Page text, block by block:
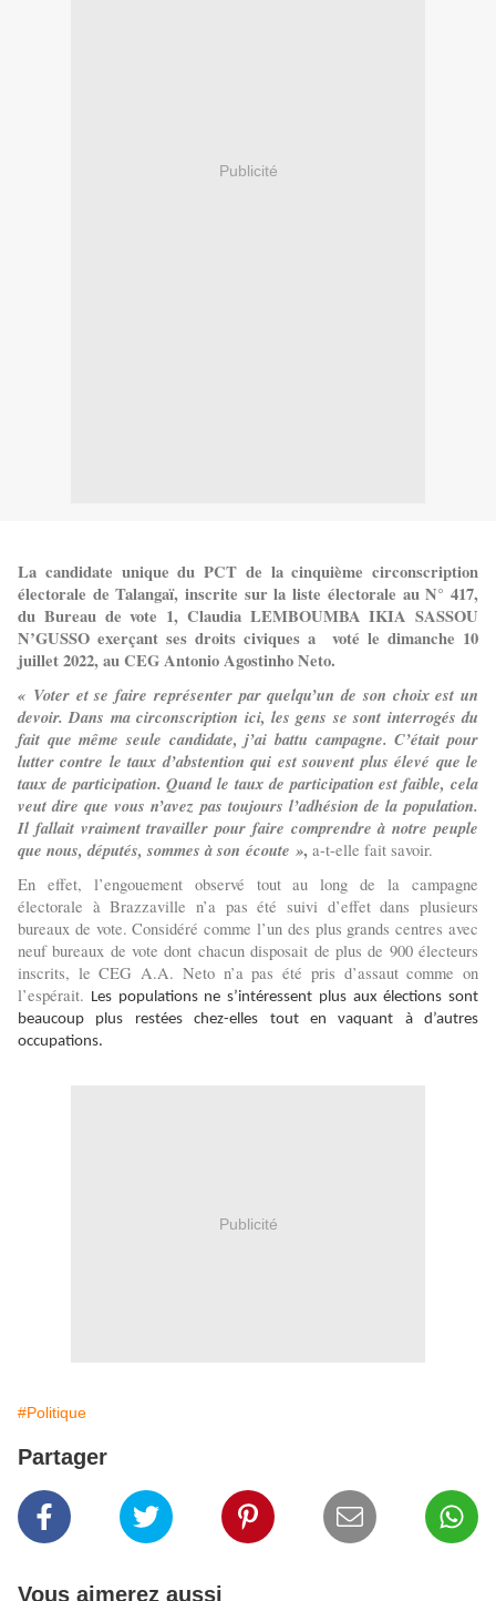
Publicité
La candidate unique du PCT de la cinquième circonscription
électorale de Talangaï, inscrite sur la liste électorale au N° 417,
du Bureau de vote 1, Claudia LEMBOUMBA IKIA SASSOU
N’GUSSO exerçant ses droits civiques a voté le dimanche 10
juillet 2022, au CEG Antonio Agostinho Neto.
« Voter et se faire représenter par quelqu’un de son choix est un
devoir. Dans ma circonscription ici, les gens se sont interrogés du
fait que même seule candidate, j’ai battu campagne. C’était pour
lutter contre le taux d’abstention qui est souvent plus élevé que le
taux de participation. Quand le taux de participation est faible, cela
veut dire que vous n’avez pas toujours l’adhésion de la population.
Il fallait vraiment travailler pour faire comprendre à notre peuple
que nous, députés, sommes à son écoute », a-t-elle fait savoir.
En effet, l’engouement observé tout au long de la campagne
électorale à Brazzaville n’a pas été suivi d’effet dans plusieurs
bureaux de vote. Considéré comme l’un des plus grands centres avec
neuf bureaux de vote dont chacun disposait de plus de 900 électeurs
inscrits, le CEG A.A. Neto n’a pas été pris d’assaut comme on
l’espérait. Les populations ne s’intéressent plus aux élections sont
beaucoup plus restées chez-elles tout en vaquant à d’autres
occupations.
Publicité
#Politique
Partager
Vous aimerez aussi